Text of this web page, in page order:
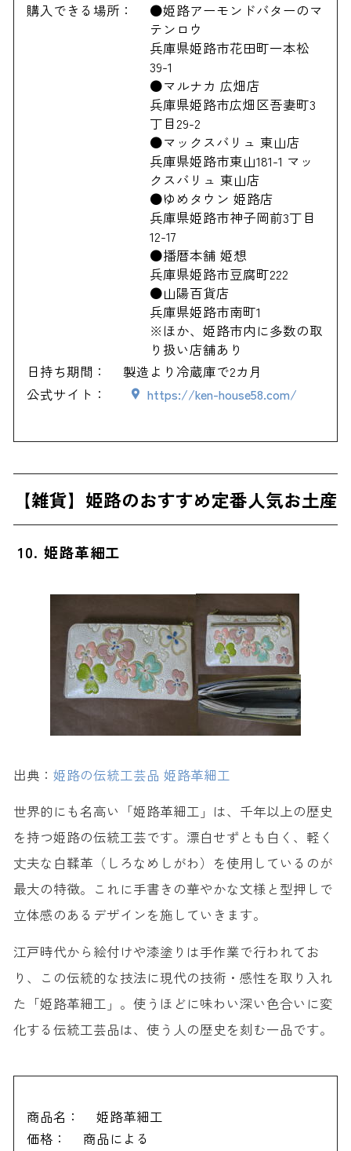
購入できる場所：
●姫路アーモンドバターのマ
テンロウ
兵庫県姫路市花田町一本松
39-1
●マルナカ 広畑店
兵庫県姫路市広畑区吾妻町3
丁目29-2
●マックスバリュ 東山店
兵庫県姫路市東山181-1 マッ
クスバリュ 東山店
●ゆめタウン 姫路店
兵庫県姫路市神子岡前3丁目
12-17
●播暦本舗 姫想
兵庫県姫路市豆腐町222
●山陽百貨店
兵庫県姫路市南町1
※ほか、姫路市内に多数の取
り扱い店舗あり
日持ち期間：
製造より冷蔵庫で2カ月
公式サイト：
https://ken-house58.com/
【雑貨】姫路のおすすめ定番人気お土産
10. 姫路革細工
出典： 姫路の伝統工芸品 姫路革細工
世界的にも名高い「姫路革細工」は、千年以上の歴史
を持つ姫路の伝統工芸です。漂白せずとも白く、軽く
丈夫な白鞣革（しろなめしがわ）を使用しているのが
最大の特徴。これに手書きの華やかな文様と型押しで
立体感のあるデザインを施していきます。
江戸時代から絵付けや漆塗りは手作業で行われてお
り、この伝統的な技法に現代の技術・感性を取り入れ
た「姫路革細工」。使うほどに味わい深い色合いに変
化する伝統工芸品は、使う人の歴史を刻む一品です。
商品名：
姫路革細工
価格：
商品による